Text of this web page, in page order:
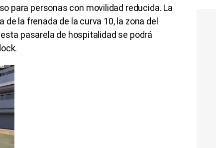
para personas con movilidad reducida. La
la frenada de la curva 10, la zona del
pasarela de hospitalidad se podrá